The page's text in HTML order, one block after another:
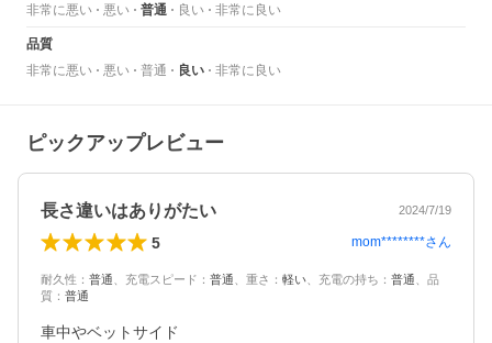
非常に悪い
悪い 普通 良い 非常に良い
品質
非常に悪い
悪い 普通 良い 非常に良い
ピックアップレビュー
長さ違いはありがたい 2024/7/19
5 mom********さん
耐久性 ： 普通 充電スピード ： 普通 重さ ： 軽い 充電の持ち ： 普通
品
質 ： 普通
車中やベットサイド